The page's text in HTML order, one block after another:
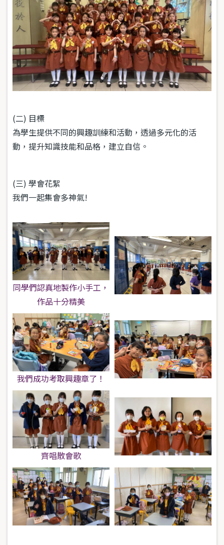
(二) 目標
為學生提供不同的興趣訓練和活動，透過多元化的活
動，提升知識技能和品格，建立自信。
(三) 學會花絮
我們一起集會多神氣!
同學們認真地製作小手工，
作品十分精美
我們成功考取興趣章了！
齊唱散會歌